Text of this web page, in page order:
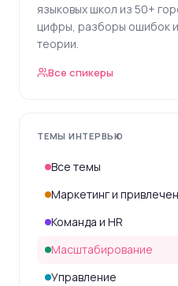
языковых школ из 50+
цифры, разборы ошибок
теории.
Все спикеры
ТЕМЫ ИНТЕРВЬЮ
Все темы
Маркетинг и
Команда и HR
Масштабирование
Управление